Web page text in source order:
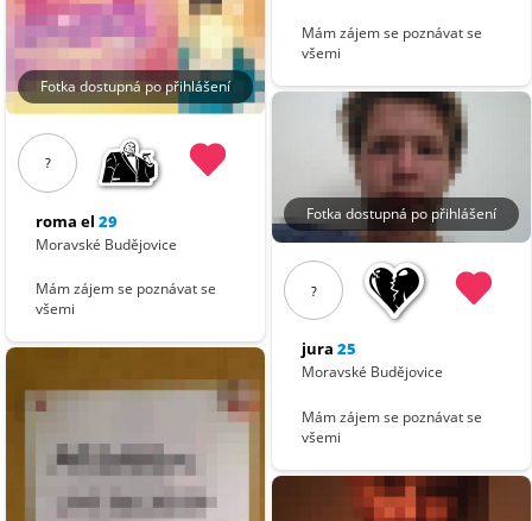
Fotka dostupná po přihlášení
?
roma el 29
Moravské Budějovice
Mám zájem se poznávat se
všemi
Mám zájem se poznávat se
všemi
Fotka dostupná po přihlášení
?
jura 25
Moravské Budějovice
Mám zájem se poznávat se
všemi